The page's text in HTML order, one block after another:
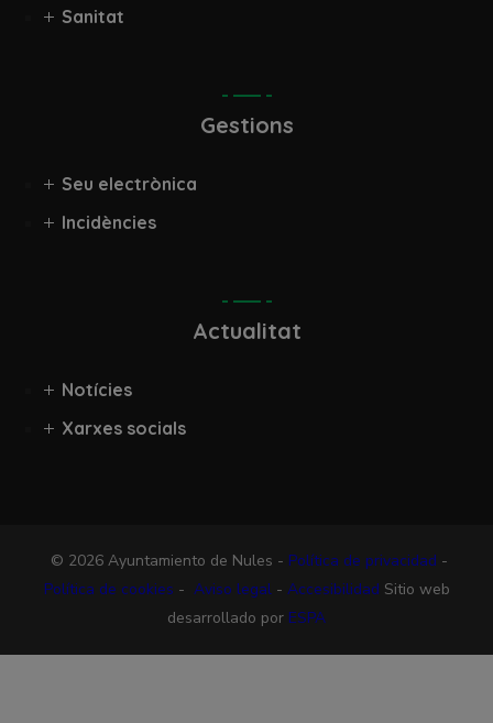
Sanitat
Gestions
Seu electrònica
Incidències
Actualitat
Notícies
Xarxes socials
© 2026 Ayuntamiento de Nules - Política de privacidad -
Política de cookies - Aviso legal- Accesibilidad Sitio web
desarrollado por ESPA